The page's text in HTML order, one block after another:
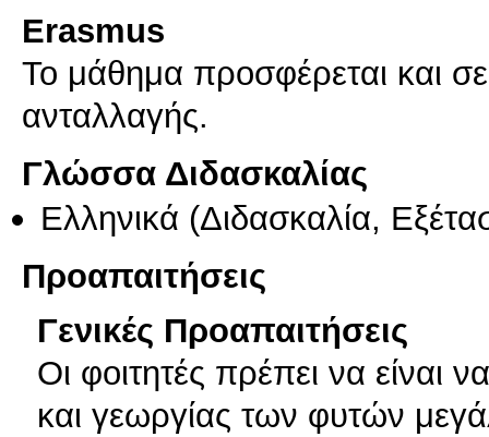
Erasmus
Το μάθημα προσφέρεται και
ανταλλαγής.
Γλώσσα Διδασκαλίας
Ελληνικά (Διδασκαλία,
Προαπαιτήσεις
Γενικές Προαπαιτήσεις
Οι φοιτητές πρέπει να είναι
και γεωργίας των φυτών